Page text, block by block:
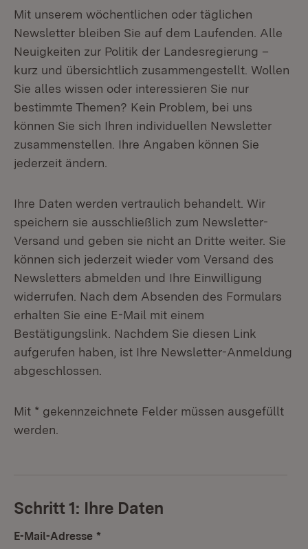
Mit unserem wöchentlichen oder täglichen
Newsletter bleiben Sie auf dem Laufenden. Alle
Neuigkeiten zur Politik der Landesregierung –
kurz und übersichtlich zusammengestellt. Wollen
Sie alles wissen oder interessieren Sie nur
bestimmte Themen? Kein Problem, bei uns
können Sie sich Ihren individuellen Newsletter
zusammenstellen. Ihre Angaben können Sie
jederzeit ändern.
Ihre Daten werden vertraulich behandelt. Wir
speichern sie ausschließlich zum Newsletter-
Versand und geben sie nicht an Dritte weiter. Sie
können sich jederzeit wieder vom Versand des
Newsletters abmelden und Ihre Einwilligung
widerrufen. Nach dem Absenden des Formulars
erhalten Sie eine E-Mail mit einem
Bestätigungslink. Nachdem Sie diesen Link
aufgerufen haben, ist Ihre Newsletter-Anmeldung
abgeschlossen.
Mit * gekennzeichnete Felder müssen ausgefüllt
werden.
Schritt 1: Ihre Daten
E-Mail-Adresse *